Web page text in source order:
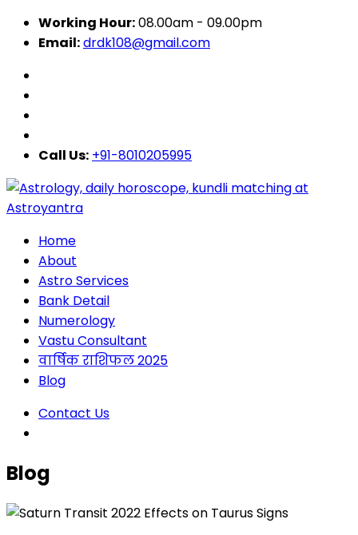
Working Hour:08.00am - 09.00pm
Email:drdk108@gmail.com
Call Us: +91-8010205995
Home
About
Astro Services
Bank Detail
Numerology
Vastu Consultant
वार्षिक राशिफल 2025
Blog
Contact Us
Blog